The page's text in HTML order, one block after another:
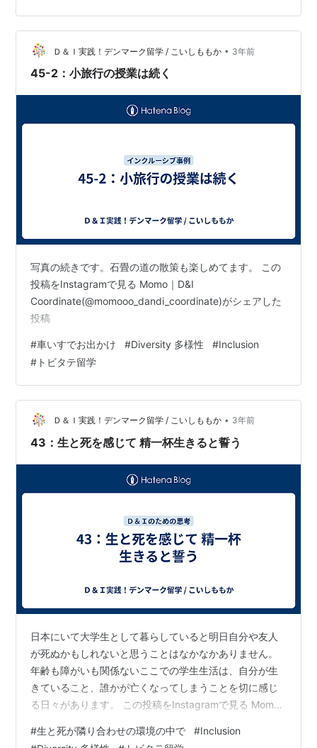
Ｄ＆Ｉ実践！デンマーク留学 / こいしももか • 3年前
45-2：小旅行の授業は続く
写真の続きです。石畳の道の散策も楽しめてます。 この
投稿をInstagramで見る Momo｜D&I
Coordinate(@momooo_dandi_coordinate)がシェアした
投稿
#車いすでお出かけ #Diversity 多様性 #Inclusion
# トビタテ留学
Ｄ＆Ｉ実践！デンマーク留学 / こいしももか • 3年前
43：生と死を感じて 精一杯生きると誓う
日本にいて大学生として暮らしていると明日自分や友人
が死ぬかもしれないと思うことはなかなかありません。
年齢も障がいも関係ないここでの学生生活は、自分が生
きていること、誰かが亡くなってしまうことを切に感じ
る日々があります。 この投稿をInstagramで見る Momo
アした投稿
#生と死が隣り合わせの環境の中で #Inclusion